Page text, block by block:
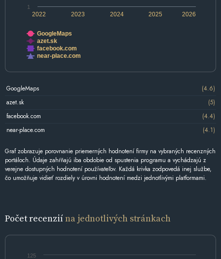
2022 2024 2026
2023 2025
1
GoogleMaps
azet.sk
facebook.com
near-place.com
GoogleMaps
(4.6)
azet.sk
(5)
facebook.com
(4.4)
near-place.com
(4.1)
Graf zobrazuje porovnanie priemerných hodnotení firmy na vybraných recenzných
portáloch. Údaje zahŕňajú iba obdobie od spustenia programu a vychádzajú z
verejne dostupných hodnotení používateľov. Každá krivka zodpovedá inej službe,
čo umožňuje vidieť rozdiely v úrovni hodnotení medzi jednotlivými platformami.
Počet recenziína jednotlivých stránkach
125